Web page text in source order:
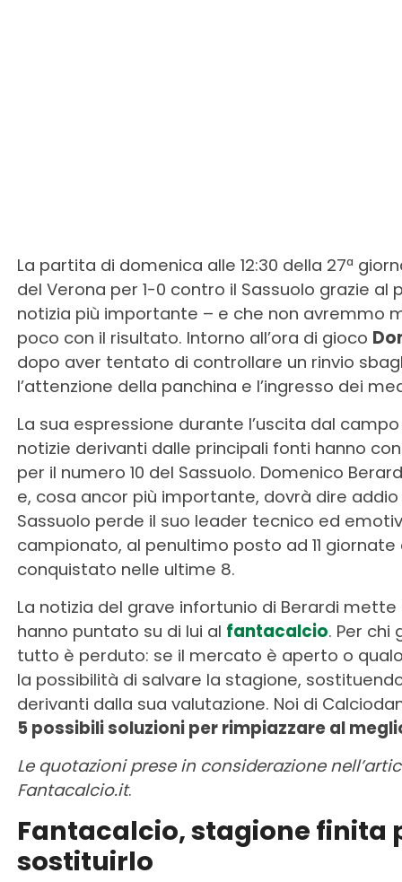
La partita di domenica alle 12:30 della 27ª
del Verona per 1-0 contro il Sassuolo grazie al
notizia più importante – e che non avremmo
poco con il risultato. Intorno all’ora di gioco
dopo aver tentato di controllare un rinvio
l’attenzione della panchina e l’ingresso dei
La sua espressione durante l’uscita dal
notizie derivanti dalle principali fonti hanno
per il numero 10 del Sassuolo. Domenico
e, cosa ancor più importante, dovrà dire addio
Sassuolo perde il suo leader tecnico ed
campionato, al penultimo posto ad 11
conquistato nelle ultime 8.
La notizia del grave infortunio di Berardi
hanno puntato su di lui al fantacalcio. Per chi
tutto è perduto: se il mercato è aperto o
la possibilità di salvare la stagione,
derivanti dalla sua valutazione. Noi di
5 possibili soluzioni per rimpiazzare al
Le quotazioni prese in considerazione
Fantacalcio.it.
Fantacalcio, stagione finita
sostituirlo